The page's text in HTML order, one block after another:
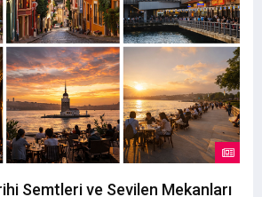
Semtleri ve Sevilen Mekanları